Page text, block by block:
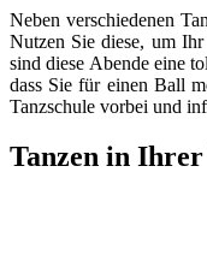
Neben verschiedenen
Nutzen Sie diese, um
sind diese Abende eine
dass Sie für einen Ball
Tanzschule vorbei und
Tanzen in